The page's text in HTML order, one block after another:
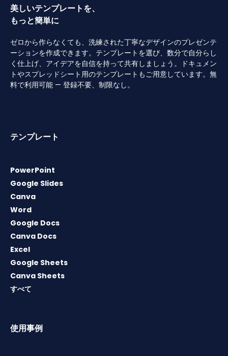
美しいテンプレートを、
もっと簡単に
ゼロから作らなくても、洗練された丁寧なデザインのプレゼンテ
ーションを作成できます。テンプレートを選び、数分で自分らし
く仕上げ、アイデアを自信を持って共有しましょう。ドキュメン
トやスプレッドシート用のテンプレートもご用意しています。無
料で利用可能 — 登録不要、制限なし。
テンプレート
PowerPoint
Google Slides
Canva
Word
Google Docs
Canva Docs
Excel
Google Sheets
Canva Sheets
すべて
使用事例